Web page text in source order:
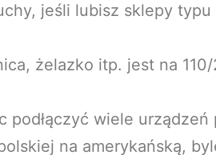
jeśli lubisz sklepy
żelazko itp. jest na
podłączyć wiele
na amerykańską,